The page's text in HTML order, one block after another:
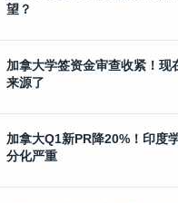
望？
加拿大学签资金审查收紧！现
来源了
加拿大Q1新PR降20%！印度
分化严重